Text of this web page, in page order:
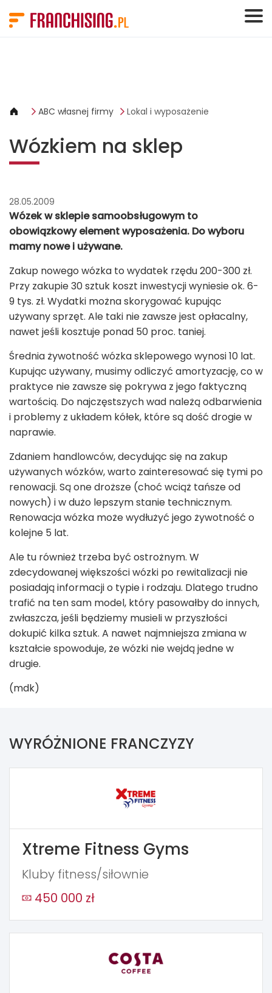
ABC własnej firmy Lokal i wyposażenie
Wózkiem na sklep
28.05.2009
Wózek w sklepie samoobsługowym to
obowiązkowy element wyposażenia. Do wyboru
mamy nowe i używane.
Zakup nowego wózka to wydatek rzędu 200-300 zł.
Przy zakupie 30 sztuk koszt inwestycji wyniesie ok. 6-
9 tys. zł. Wydatki można skorygować kupując
używany sprzęt. Ale taki nie zawsze jest opłacalny,
nawet jeśli kosztuje ponad 50 proc. taniej.
Średnia żywotność wózka sklepowego wynosi 10 lat.
Kupując używany, musimy odliczyć amortyzację, co w
praktyce nie zawsze się pokrywa z jego faktyczną
wartością. Do najczęstszych wad należą odbarwienia
i problemy z układem kółek, które są dość drogie w
naprawie.
Zdaniem handlowców, decydując się na zakup
używanych wózków, warto zainteresować się tymi po
renowacji. Są one droższe (choć wciąż tańsze od
nowych) i w dużo lepszym stanie technicznym.
Renowacja wózka może wydłużyć jego żywotność o
kolejne 5 lat.
Ale tu również trzeba być ostrożnym. W
zdecydowanej większości wózki po rewitalizacji nie
posiadają informacji o typie i rodzaju. Dlatego trudno
trafić na ten sam model, który pasowałby do innych,
zwłaszcza, jeśli będziemy musieli w przyszłości
dokupić kilka sztuk. A nawet najmniejsza zmiana w
kształcie spowoduje, że wózki nie wejdą jedne w
drugie.
(mdk)
WYRÓŻNIONE FRANCZYZY
Xtreme Fitness Gyms
Kluby fitness/siłownie
450 000 zł